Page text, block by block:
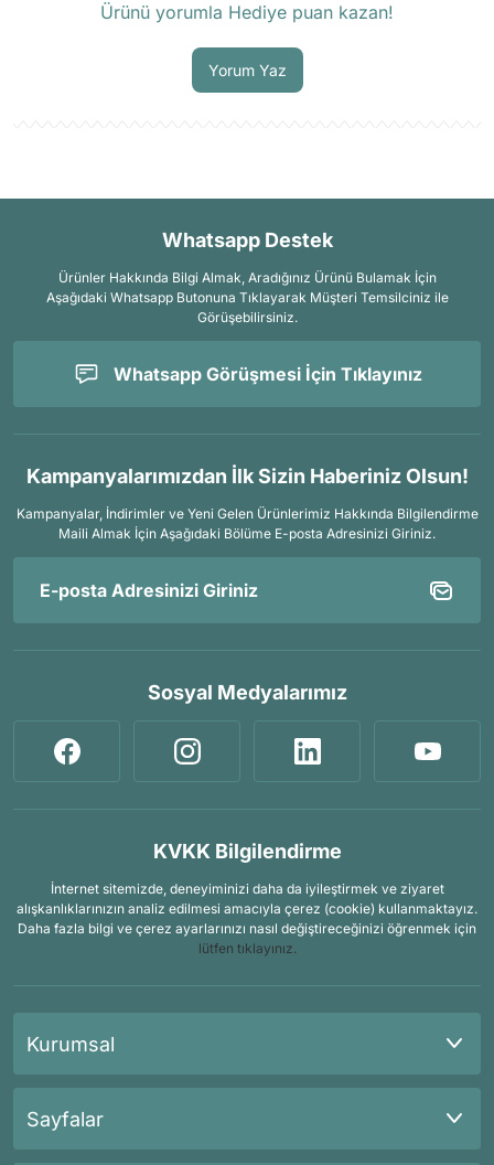
Ürünü yorumla Hediye puan kazan!
Yorum Yaz
Whatsapp Destek
Ürünler Hakkında Bilgi Almak, Aradığınız Ürünü Bulamak İçin
Aşağıdaki Whatsapp Butonuna Tıklayarak Müşteri Temsilciniz ile
Görüşebilirsiniz.
Whatsapp Görüşmesi İçin Tıklayınız
Kampanyalarımızdan İlk Sizin Haberiniz Olsun!
Kampanyalar, İndirimler ve Yeni Gelen Ürünlerimiz Hakkında Bilgilendirme
Maili Almak İçin Aşağıdaki Bölüme E-posta Adresinizi Giriniz.
Sosyal Medyalarımız
KVKK Bilgilendirme
İnternet sitemizde, deneyiminizi daha da iyileştirmek ve ziyaret
alışkanlıklarınızın analiz edilmesi amacıyla çerez (cookie) kullanmaktayız.
Daha fazla bilgi ve çerez ayarlarınızı nasıl değiştireceğinizi öğrenmek için
lütfen tıklayınız.
Kurumsal
Sayfalar